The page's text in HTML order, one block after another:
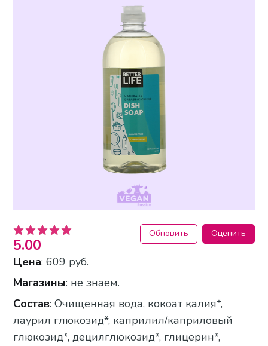
5.00
Обновить Оценить
Цена: 609 руб.
Магазины: не знаем.
Состав: Очищенная вода, кокоат калия*,
лаурил глюкозид*, каприлил/каприловый
глюкозид*, децилглюкозид*, глицерин*,